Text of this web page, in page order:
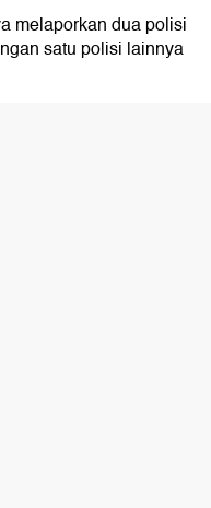
melaporkan dua polisi
satu polisi lainnya